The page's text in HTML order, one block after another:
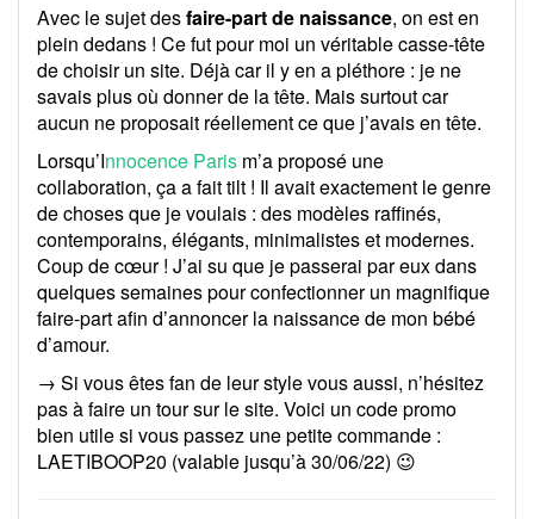
Avec le sujet desfaire-part de naissance, on est en
plein dedans ! Ce fut pour moi un véritable casse-tête
de choisir un site. Déjà car il y en a pléthore : je ne
savais plus où donner de la tête. Mais surtout car
aucun ne proposait réellement ce que j’avais en tête.
Lorsqu’Innocence Paris m’a proposé une
collaboration, ça a fait tilt ! Il avait exactement le genre
de choses que je voulais : des modèles raffinés,
contemporains, élégants, minimalistes et modernes.
Coup de cœur ! J’ai su que je passerai par eux dans
quelques semaines pour confectionner un magnifique
faire-part afin d’annoncer la naissance de mon bébé
d’amour.
→ Si vous êtes fan de leur style vous aussi, n’hésitez
pas à faire un tour sur le site. Voici un code promo
bien utile si vous passez une petite commande :
LAETIBOOP20 (valable jusqu’à 30/06/22) 😉